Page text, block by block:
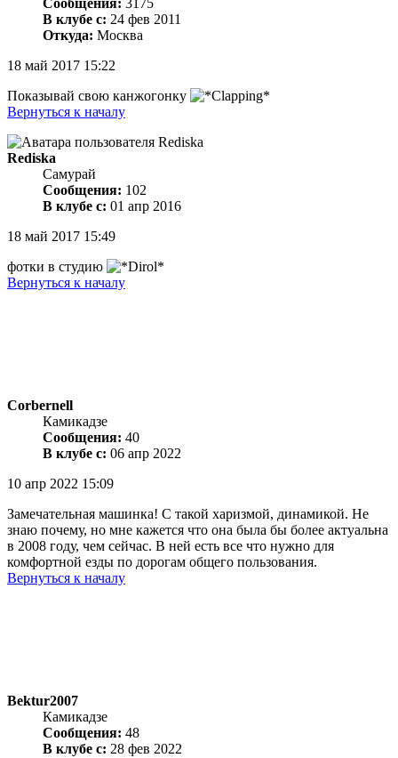
Сообщения: 3175
В клубе с: 24 фев 2011
Откуда: Москва
18 май 2017 15:22
Показывай свою канжогонку
Вернуться к началу
Rediska
Самурай
Сообщения: 102
В клубе с: 01 апр 2016
18 май 2017 15:49
фотки в студию
Вернуться к началу
Corbernell
Камикадзе
Сообщения: 40
В клубе с: 06 апр 2022
10 апр 2022 15:09
Замечательная машинка! С такой харизмой, динамикой. Не
знаю почему, но мне кажется что она была бы более актуальна
в 2008 году, чем сейчас. В ней есть все что нужно для
комфортной езды по дорогам общего пользования.
Вернуться к началу
Bektur2007
Камикадзе
Сообщения: 48
В клубе с: 28 фев 2022